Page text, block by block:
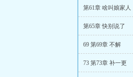
第61章 啥叫娘家人
第65章 快别说了
69 第69章 不解
73 第73章 补一更